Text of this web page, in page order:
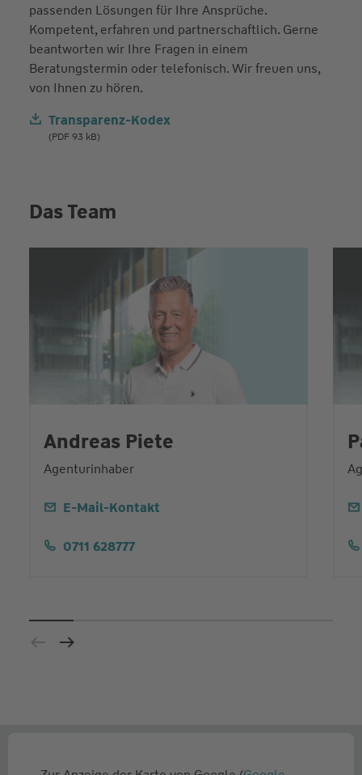
passenden Lösungen für Ihre Ansprüche.
Kompetent, erfahren und partnerschaftlich. Gerne
beantworten wir Ihre Fragen in einem
Beratungstermin oder telefonisch. Wir freuen uns,
von Ihnen zu hören.
Transparenz-Kodex
(PDF 93 kB)
Das Team
Andreas Piete
Agenturinhaber
E-Mail-Kontakt
0711 628777